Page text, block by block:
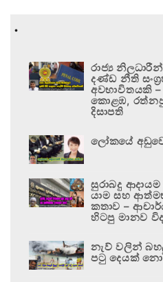
.
රාජ්‍ය
දණ්ඩ නීති
අවභාවිතයකි
කොළඹ,
දිසාපති
ලෝකයේ
සුරාබදු
යාම සහ
කතාව –
හිටපු මානව
නැව් වලින්
පටු දෙයක්